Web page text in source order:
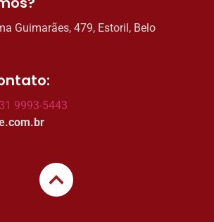
Guimarães, 479, Estoril, Belo
9993-5443